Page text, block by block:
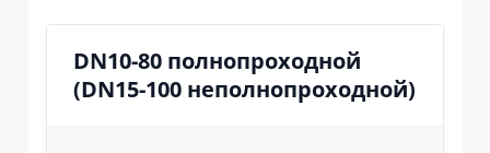
DN10-80 полнопроходной
(DN15-100 неполнопроходной)